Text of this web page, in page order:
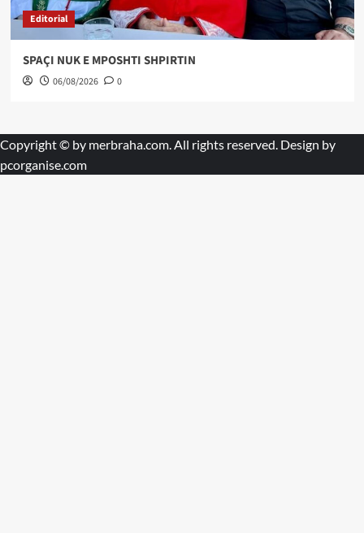
Editorial
SPAÇI NUK E MPOSHTI SHPIRTIN
06/08/2026 0
Copyright © by merbraha.com . All rights reserved. Design by
pcorganise.com